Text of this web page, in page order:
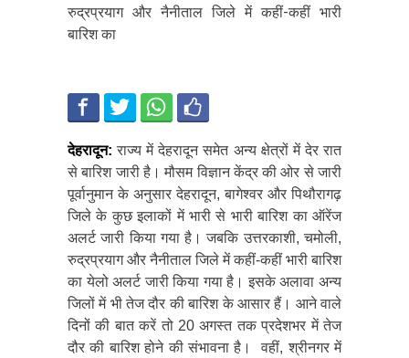
रुद्रप्रयाग और नैनीताल जिले में कहीं-कहीं भारी
बारिश का
देहरादून:राज्य में देहरादून समेत अन्य क्षेत्रों में देर रात
से बारिश जारी है। मौसम विज्ञान केंद्र की ओर से जारी
पूर्वानुमान के अनुसार देहरादून, बागेश्वर और पिथौरागढ़
जिले के कुछ इलाकों में भारी से भारी बारिश का ऑरेंज
अलर्ट जारी किया गया है। जबकि उत्तरकाशी, चमोली,
रुद्रप्रयाग और नैनीताल जिले में कहीं-कहीं भारी बारिश
का येलो अलर्ट जारी किया गया है। इसके अलावा अन्य
जिलों में भी तेज दौर की बारिश के आसार हैं। आने वाले
दिनों की बात करें तो 20 अगस्त तक प्रदेशभर में तेज
दौर की बारिश होने की संभावना है। वहीं, श्रीनगर में